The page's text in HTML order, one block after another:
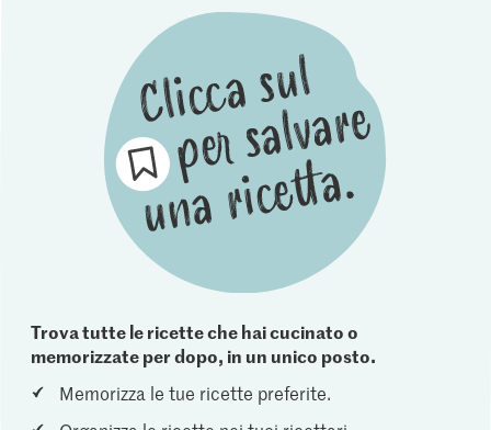
Trova tutte le ricette che hai cucinato o
memorizzate per dopo, in un unico posto.
Memorizza le tue ricette preferite.